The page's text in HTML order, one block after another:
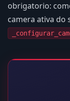
obrigatorio:
camera ativa do